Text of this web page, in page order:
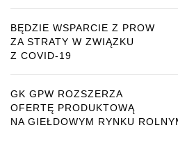
BĘDZIE WSPARCIE Z PROW
ZA STRATY W ZWIĄZKU
Z COVID-19
GK GPW ROZSZERZA
OFERTĘ PRODUKTOWĄ
NA GIEŁDOWYM RYNKU